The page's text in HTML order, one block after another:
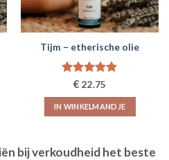
Tijm – etherische olie
Gewaardeerd
5.00uit 5
€ 22.75
IN WINKELMANDJE
bij verkoudheid het beste